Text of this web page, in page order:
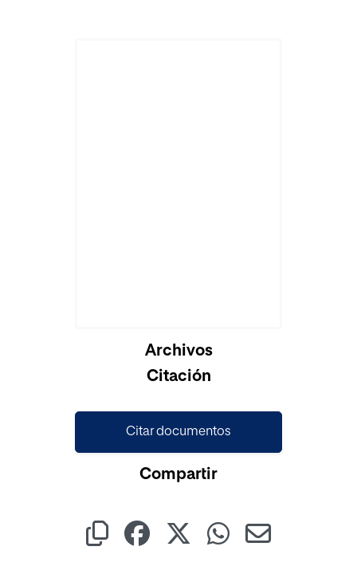
Archivos
Citación
Citar documentos
Compartir